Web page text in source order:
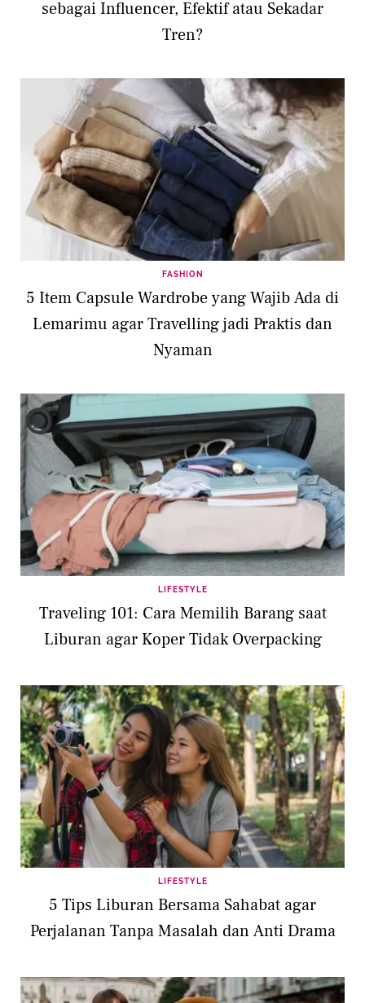
sebagai Influencer, Efektif atau Sekadar
Tren?
FASHION
5 Item Capsule Wardrobe yang Wajib Ada di
Lemarimu agar Travelling jadi Praktis dan
Nyaman
LIFESTYLE
Traveling 101: Cara Memilih Barang saat
Liburan agar Koper Tidak Overpacking
LIFESTYLE
5 Tips Liburan Bersama Sahabat agar
Perjalanan Tanpa Masalah dan Anti Drama